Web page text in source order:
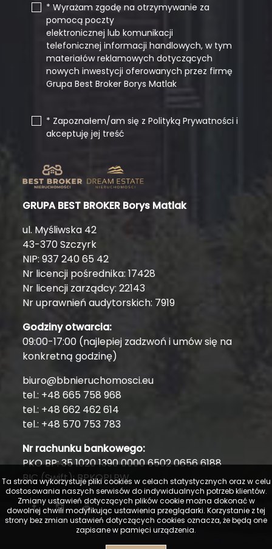
GRUPA BEST BROKER Borys Matlak
ul. Myśliwska 42
43-370 Szczyrk
NIP: 937 240 65 42
Nr licencji pośrednika: 17428
Nr licencji zarządcy: 22143
Nr uprawnień audytorskich: 7919
Godziny otwarcia:
09:00-17:00 (najlepiej zadzwoń i umów się na
konkretną godzinę)
biuro@bbnieruchomosci.eu
tel.: +48 665 758 968
tel.: +48 662 462 614
tel.: +48 570 753 783
Nr rachunku bankowego:
PKO BP: 35 1020 1390 0000 6502 0656 6188
BIC (Swift): BPKOPLPW
* Wyrażam zgodę na otrzymywanie za
pomocą poczty
elektronicznej lub komunikacji
telefonicznej informacji handlowych, w tym
materiałów reklamowych dotyczących
nowych inwestycji oferowanych przez firmę
Grupa Best Broker Borys Matlak
* Zapoznałem/am się z Polityką Prywatności i
akceptuję jej treść
Ta strona wykorzystuje pliki cookies w celach statystycznych oraz w celu
dostosowania naszych serwisów do indywidualnych potrzeb klientów.
Zmiany ustawień dotyczących plików cookie można dokonać w
dowolnej chwili modyfikując ustawienia przeglądarki. Korzystanie z tej
strony bez zmian ustawień dotyczących cookies oznacza, że będą one
zapisane w pamięci urządzenia.